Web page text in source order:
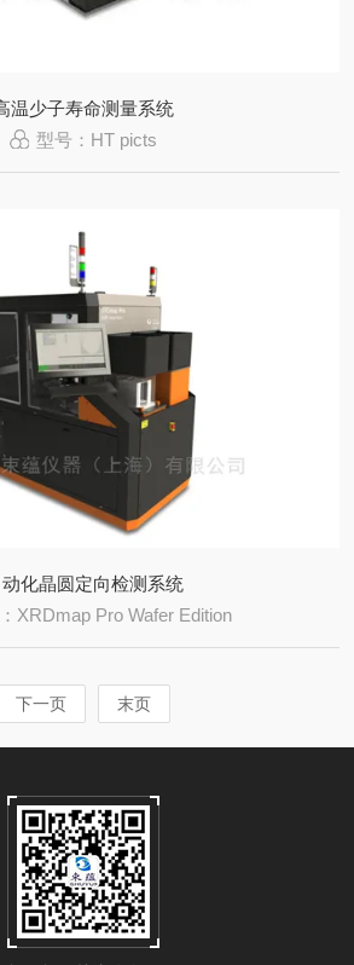
温少子寿命测量系统
型号：HT picts
动化晶圆定向检测系统
XRDmap Pro Wafer Edition
下一页 末页